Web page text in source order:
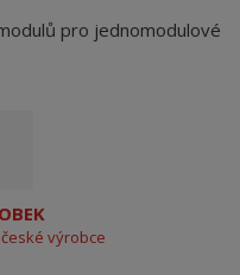
pro jednomodulové
výrobce